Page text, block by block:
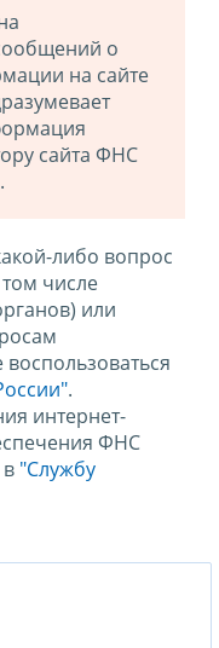
о
на сайте
сайта ФНС
либо вопрос
числе
или
.
интернет-
ФНС
"Службу